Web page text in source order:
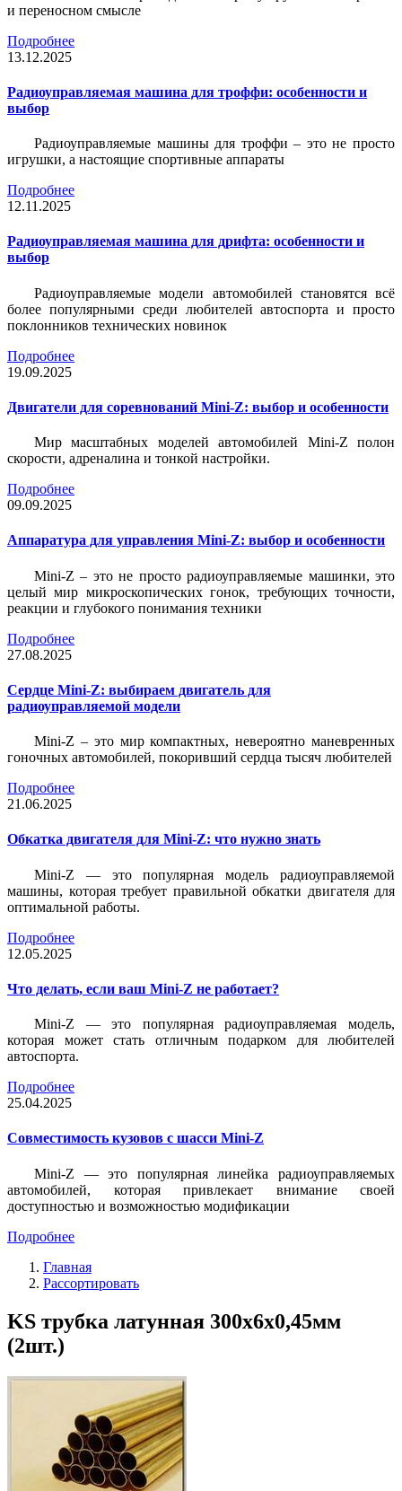
и переносном смысле
Подробнее
13.12.2025
Радиоуправляемая машина для троффи: особенности и
выбор
Радиоуправляемые машины для троффи – это не просто
игрушки, а настоящие спортивные аппараты
Подробнее
12.11.2025
Радиоуправляемая машина для дрифта: особенности и
выбор
Радиоуправляемые модели автомобилей становятся всё
более популярными среди любителей автоспорта и просто
поклонников технических новинок
Подробнее
19.09.2025
Двигатели для соревнований Mini-Z: выбор и особенности
Мир масштабных моделей автомобилей Mini-Z полон
скорости, адреналина и тонкой настройки.
Подробнее
09.09.2025
Аппаратура для управления Mini-Z: выбор и особенности
Mini-Z – это не просто радиоуправляемые машинки, это
целый мир микроскопических гонок, требующих точности,
реакции и глубокого понимания техники
Подробнее
27.08.2025
Сердце Mini-Z: выбираем двигатель для
радиоуправляемой модели
Mini-Z – это мир компактных, невероятно маневренных
гоночных автомобилей, покоривший сердца тысяч любителей
Подробнее
21.06.2025
Обкатка двигателя для Mini-Z: что нужно знать
Mini-Z — это популярная модель радиоуправляемой
машины, которая требует правильной обкатки двигателя для
оптимальной работы.
Подробнее
12.05.2025
Что делать, если ваш Mini-Z не работает?
Mini-Z — это популярная радиоуправляемая модель,
которая может стать отличным подарком для любителей
автоспорта.
Подробнее
25.04.2025
Совместимость кузовов с шасси Mini-Z
Mini-Z — это популярная линейка радиоуправляемых
автомобилей, которая привлекает внимание своей
доступностью и возможностью модификации
Подробнее
Главная
Рассортировать
KS трубка латунная 300х6х0,45мм
(2шт.)